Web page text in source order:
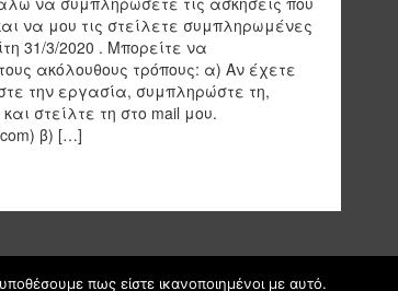
να μου τις στείλετε συμπληρωμένες
31/3/2020 . Μπορείτε να
ακόλουθους τρόπους: α) Αν έχετε
την εργασία, συμπληρώστε τη,
στείλτε τη στο mail μου.
β) […]
πως είστε ικανοποιημένοι με αυτό.